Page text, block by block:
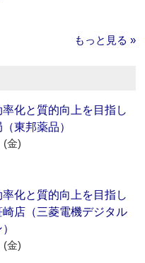
もっと見る »
率化と質的向上を目指し
東邦薬品）
(金)
率化と質的向上を目指し
店（三菱電機デジタル
(金)